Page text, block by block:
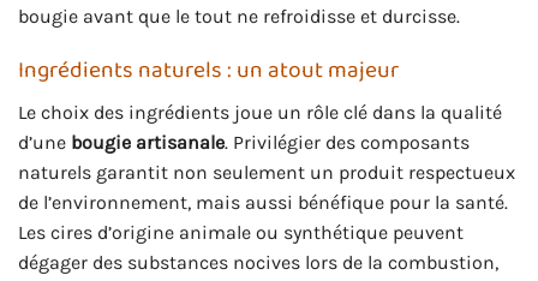
bougie avant que le tout ne refroidisse et durcisse.
Ingrédients naturels : un atout majeur
Le choix des ingrédients joue un rôle clé dans la qualité
d’une bougie artisanale. Privilégier des composants
naturels garantit non seulement un produit respectueux
de l’environnement, mais aussi bénéfique pour la santé.
Les cires d’origine animale ou synthétique peuvent
dégager des substances nocives lors de la combustion,